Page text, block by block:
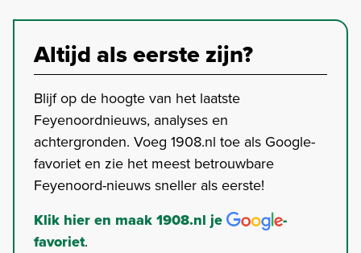
Altijd als eerste zijn?
Blijf op de hoogte van het laatste
Feyenoordnieuws, analyses en
achtergronden. Voeg 1908.nl toe als Google-
favoriet en zie het meest betrouwbare
Feyenoord-nieuws sneller als eerste!
Klik hier en maak 1908.nl je
-
favoriet.